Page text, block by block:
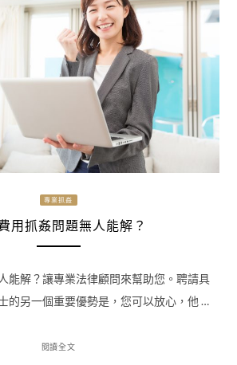
專業抓姦
用抓姦問題無人能解？
能解？讓專業法律顧問來幫助您。聘請具
的另一個重要優勢是，您可以放心，他 …
閱讀全文